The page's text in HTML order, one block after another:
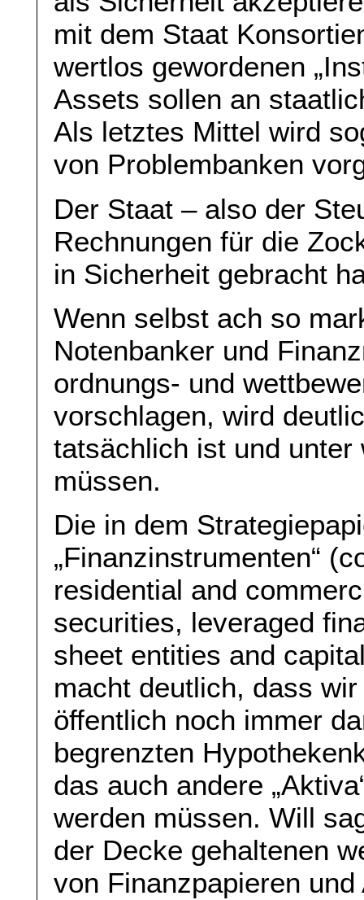
mit dem Staat
wertlos gewordenen
Assets sollen an
Als letztes Mittel wird
von Problembanken
Der Staat – also der
Rechnungen für die
in Sicherheit gebracht
Wenn selbst ach so
Notenbanker und
ordnungs- und
vorschlagen, wird
tatsächlich ist und
müssen.
Die in dem
„Finanzinstrumenten“
residential and
securities, leveraged
sheet entities and
macht deutlich, dass
öffentlich noch immer
begrenzten
das auch andere
werden müssen. Will
der Decke gehaltenen
von Finanzpapieren